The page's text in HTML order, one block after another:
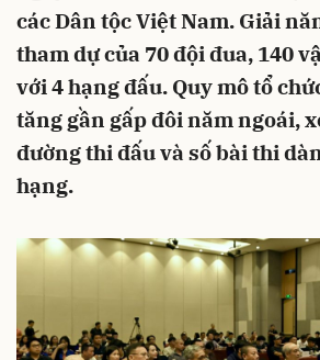
các Dân tộc Việt Nam. Giải
tham dự của 70 đội đua, 140
với 4 hạng đấu. Quy mô tổ
tăng gần gấp đôi năm ngoái,
đường thi đấu và số bài thi
hạng.